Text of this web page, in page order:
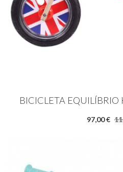
BICICLETA
97,00 €